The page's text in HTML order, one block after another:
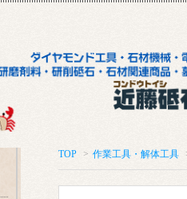
TOP > 作業工具・解体工具